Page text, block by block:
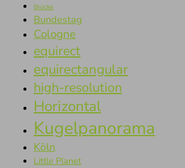
Brücke
Bundestag
Cologne
equirect
equirectangular
high-resolution
Horizontal
Kugelpanorama
Köln
Little Planet